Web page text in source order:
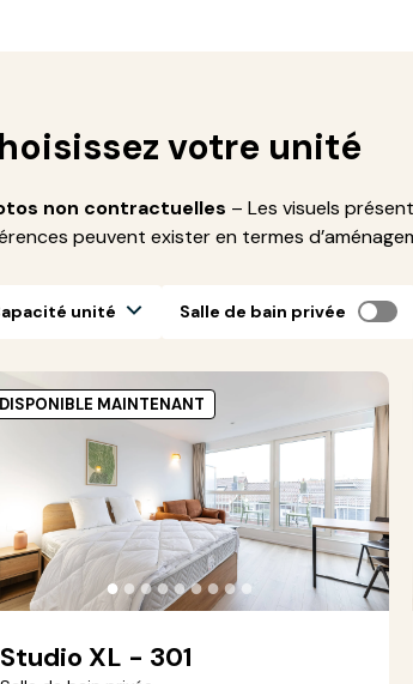
votre unité
non contractuelles – Les visuels
peuvent exister en termes
unité Salle de bain privée
●●●●●●●●●
Studio XL - 301
DISPONIBLE MAINTENANT